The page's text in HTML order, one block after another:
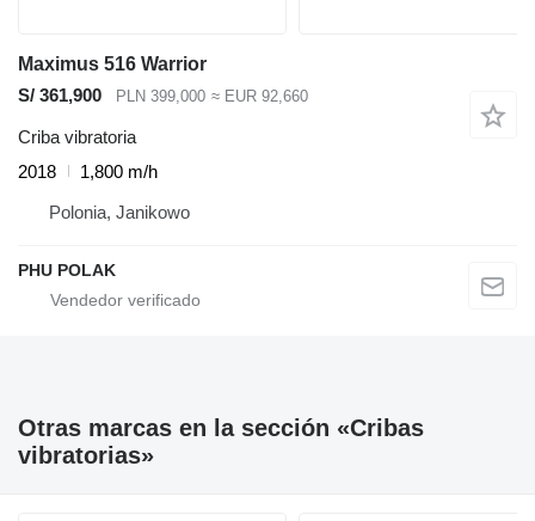
Maximus 516 Warrior
S/ 361,900
PLN 399,000 ≈ EUR 92,660
Criba vibratoria
2018
1,800 m/h
Polonia, Janikowo
PHU POLAK
Otras marcas en la sección «Cribas
vibratorias»